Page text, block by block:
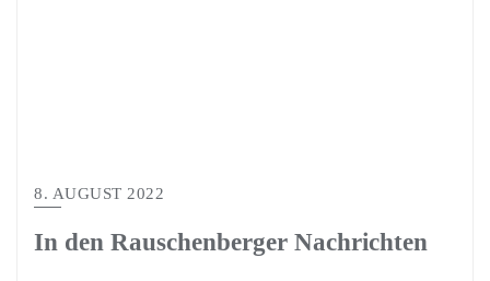
8. AUGUST 2022
In den Rauschenberger Nachrichten